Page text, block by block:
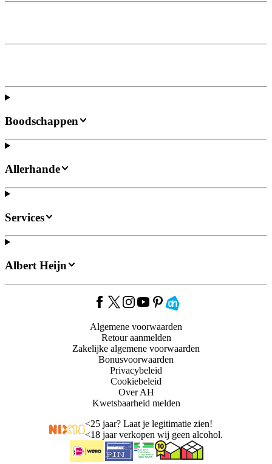
Boodschappen
Allerhande
Services
Albert Heijn
Algemene voorwaarden
Retour aanmelden
Zakelijke algemene voorwaarden
Bonusvoorwaarden
Privacybeleid
Cookiebeleid
Over AH
Kwetsbaarheid melden
<25 jaar? Laat je legitimatie zien!
<18 jaar verkopen wij geen alcohol.